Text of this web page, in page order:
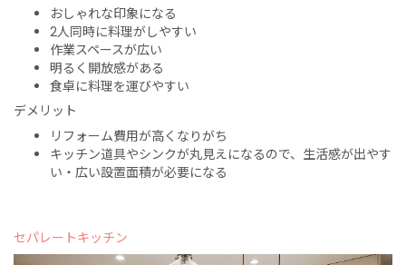
おしゃれな印象になる
2人同時に料理がしやすい
作業スペースが広い
明るく開放感がある
食卓に料理を運びやすい
デメリット
リフォーム費用が高くなりがち
キッチン道具やシンクが丸見えになるので、生活感が出やす
い・広い設置面積が必要になる
セパレートキッチン